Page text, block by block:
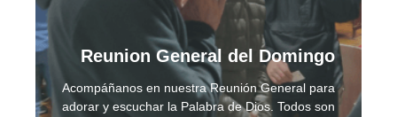
Reunion General del Domingo
Acompáñanos en nuestra Reunión General para
adorar y escuchar la Palabra de Dios. Todos son